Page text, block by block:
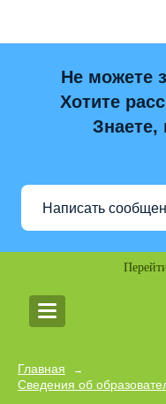
Не можете
Хотите
Знаете,
Написать
Главная →
Сведения об